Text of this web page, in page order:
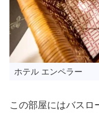
ホテル エンペラー
この部屋にはバスロ